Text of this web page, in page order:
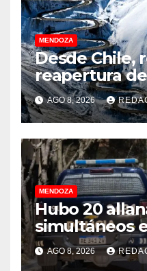
MENDOZA
Desde Chile,
reapertura
Internacional
Libertadores:
millonarias
AGO 8, 2026
MENDOZA
Hubo 20
simultáneos
frontera de
Godoy Cruz
AGO 8, 2026